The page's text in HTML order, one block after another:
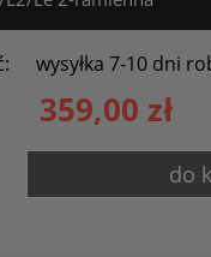
wysyłka 7-10 dni
359,00 zł
do